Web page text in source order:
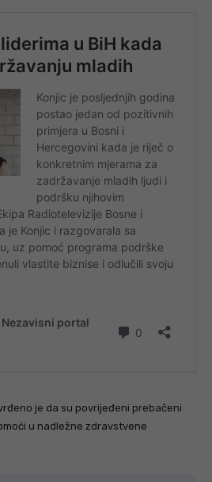
je da su povrijeđeni prebačeni
u nadležne zdravstvene